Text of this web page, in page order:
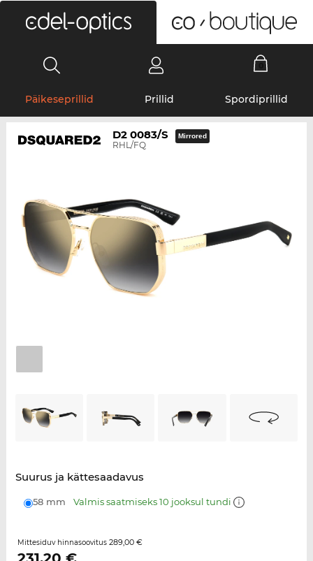
Päikeseprillid Prillid Spordiprillid
D2 0083/S
RHL/FQ
Mirrored
Suurus ja kättesaadavus
58 mm Valmis saatmiseks 10 jooksul tundi
Mittesiduv hinnasoovitus 289,00 €